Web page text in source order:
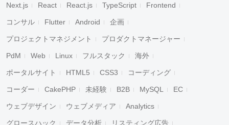
Next.js React React.js TypeScript Frontend
コンサル Flutter Android 企画
プロジェクトマネジメント プロダクトマネージャー
PdM Web Linux フルスタック 海外
ポータルサイト HTML5 CSS3 コーディング
コーダー CakePHP 未経験 B2B MySQL EC
ウェブデザイン ウェブメディア Analytics
グロースハック データ分析 リスティング広告